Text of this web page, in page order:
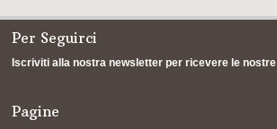
Per Seguirci
Iscriviti alla nostra newsletter per ricevere le
Pagine